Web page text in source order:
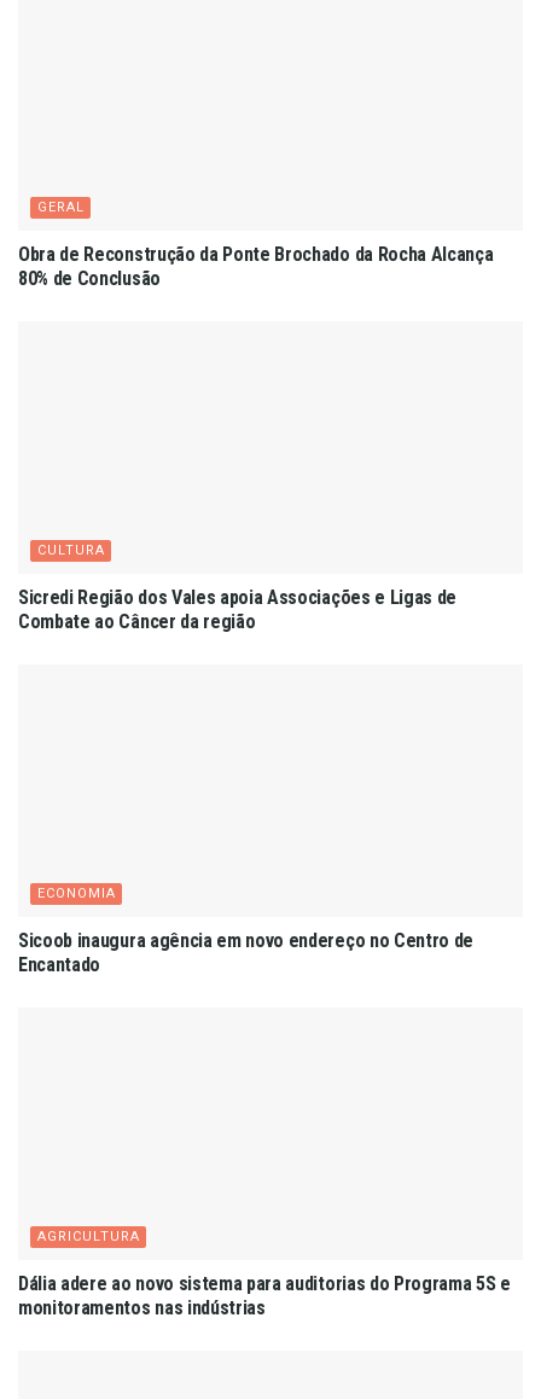
GERAL
Obra de Reconstrução da Ponte Brochado da Rocha Alcança
80% de Conclusão
CULTURA
Sicredi Região dos Vales apoia Associações e Ligas de
Combate ao Câncer da região
ECONOMIA
Sicoob inaugura agência em novo endereço no Centro de
Encantado
AGRICULTURA
Dália adere ao novo sistema para auditorias do Programa 5S e
monitoramentos nas indústrias